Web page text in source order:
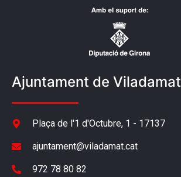
Ajuntament de Viladamat
Plaça de l'1 d'Octubre, 1 - 17137
ajuntament@viladamat.cat
972 78 80 82